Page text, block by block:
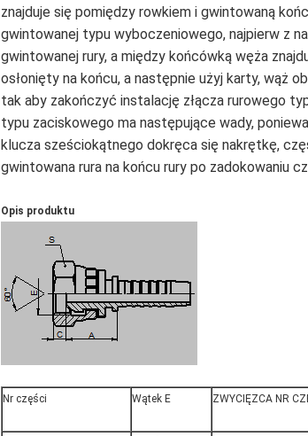
znajduje się pomiędzy rowkiem i gwintowaną
gwintowanej typu wyboczeniowego, najpierw z
gwintowanej rury, a między końcówką węża
osłonięty na końcu, a następnie użyj karty, wąż
tak aby zakończyć instalację złącza rurowego
typu zaciskowego ma następujące wady,
klucza sześciokątnego dokręca się nakrętkę,
gwintowana rura na końcu rury po zadokowaniu
Opis produktu
Nr części Wątek E ZWYCIĘZCA NR